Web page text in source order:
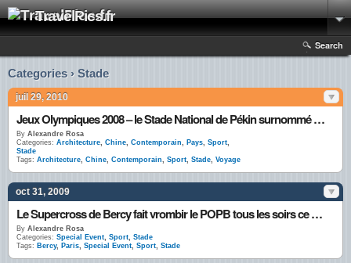
TravelPics.fr
Search
Categories › Stade
juil 29, 2010
Jeux Olympiques 2008 – le Stade National de Pékin surnommé “Nid d’Oiseau”
By Alexandre Rosa
Categories: Architecture, Chine, Contemporain, Pays, Sport,
Stade
Tags: Architecture, Chine, Contemporain, Sport, Stade, Voyage
oct 31, 2009
Le Supercross de Bercy fait vrombir le POPB tous les soirs ce weekend
By Alexandre Rosa
Categories: Special Event, Sport, Stade
Tags: Bercy, Paris, Special Event, Sport, Stade